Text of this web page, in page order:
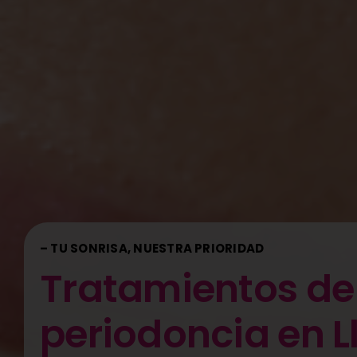
– TU SONRISA, NUESTRA PRIORIDAD
Tratamientos de
periodoncia en